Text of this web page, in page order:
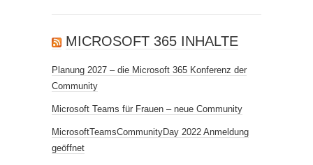
MICROSOFT 365 INHALTE
Planung 2027 – die Microsoft 365 Konferenz der
Community
Microsoft Teams für Frauen – neue Community
MicrosoftTeamsCommunityDay 2022 Anmeldung
geöffnet